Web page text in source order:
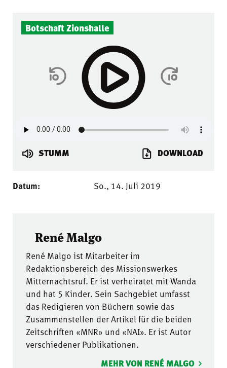
Botschaft Zionshalle
STUMM DOWNLOAD
Datum: So., 14. Juli 2019
René Malgo
René Malgo ist Mitarbeiter im
Redaktionsbereich des Missionswerkes
Mitternachtsruf. Er ist verheiratet mit Wanda
und hat 5 Kinder. Sein Sachgebiet umfasst
das Redigieren von Büchern sowie das
Zusammenstellen der Artikel für die beiden
Zeitschriften «MNR» und «NAI». Er ist Autor
verschiedener Publikationen.
MEHR VON RENÉ MALGO